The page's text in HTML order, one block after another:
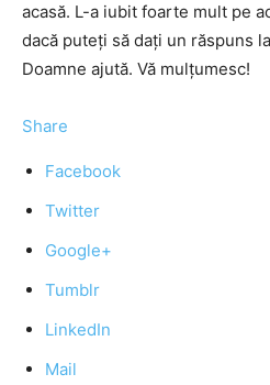
acasă. L-a iubit foarte mult pe
dacă puteți să dați un răspuns
Doamne ajută. Vă mulțumesc!
Share
Facebook
Twitter
Google+
Tumblr
LinkedIn
Mail